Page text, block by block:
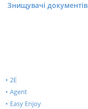
Знищувачі документів
2E
Agent
Easy Enjoy